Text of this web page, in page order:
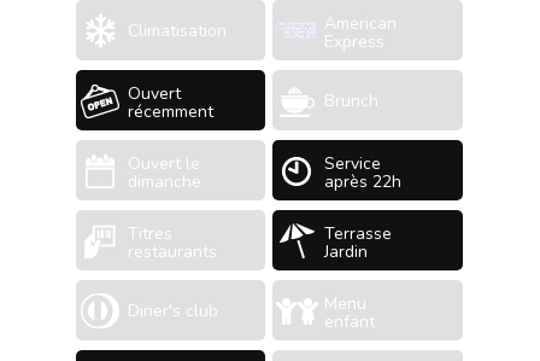
Climatisation American
Express
Ouvert
récemment Brunch
Ouvert le
dimanche
Service
après 22h
Titres
restaurants
Terrasse
Jardin
Diner's club Menu
enfant